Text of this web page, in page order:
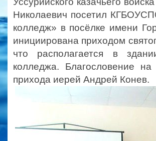
Николаевич посетил
колледж» в посёлке имени
инициирована приходом
что располагается в
колледжа. Благословение
прихода иерей Андрей Конев.